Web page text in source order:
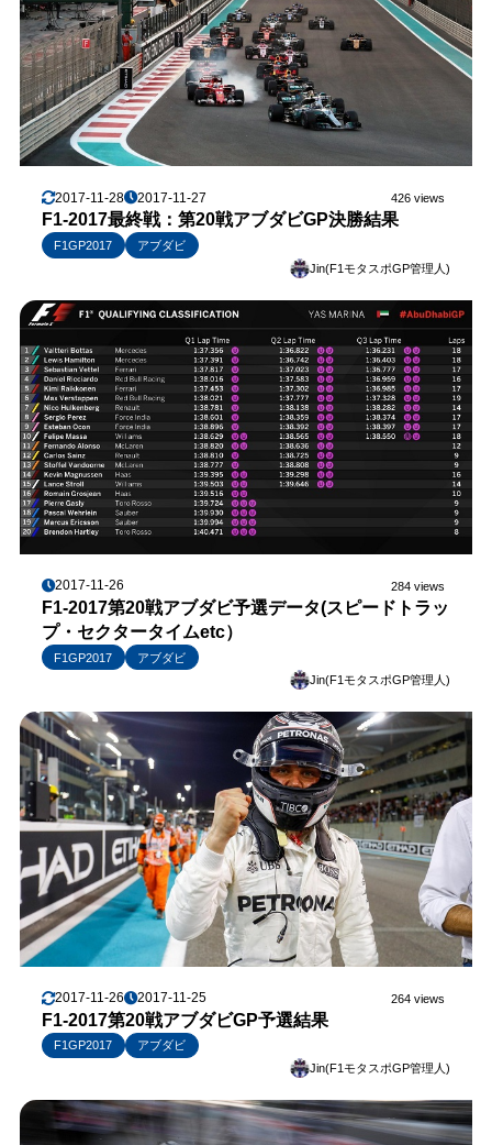
2017-11-28 2017-11-27 426 views
F1-2017最終戦：第20戦アブダビGP決勝結果
F1GP2017
アブダビ
Jin(F1モタスポGP管理人)
2017-11-26 284 views
F1-2017第20戦アブダビ予選データ(スピードトラッ
プ・セクタータイムetc）
F1GP2017
アブダビ
Jin(F1モタスポGP管理人)
2017-11-26 2017-11-25 264 views
F1-2017第20戦アブダビGP予選結果
F1GP2017
アブダビ
Jin(F1モタスポGP管理人)